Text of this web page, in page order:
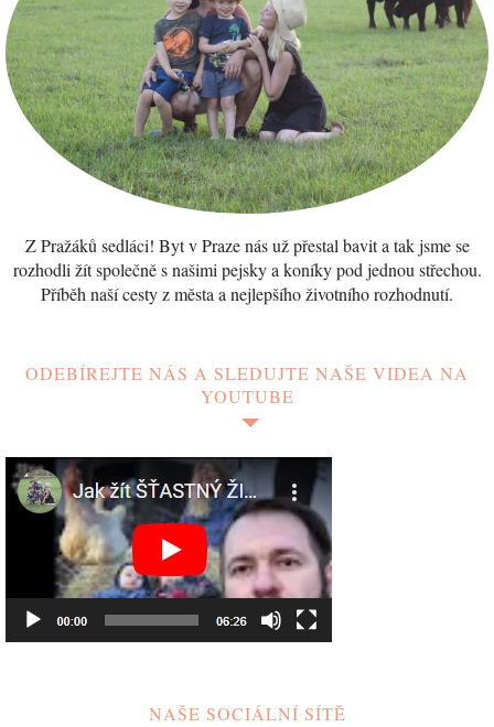
Z Pražáků sedláci! Byt v Praze nás už přestal bavit a tak jsme se
rozhodli žít společně s našimi pejsky a koníky pod jednou střechou.
Příběh naší cesty z města a nejlepšího životního rozhodnutí.
ODEBÍREJTE NÁS A SLEDUJTE NAŠE VIDEA NA
YOUTUBE
NAŠE SOCIÁLNÍ SÍTĚ